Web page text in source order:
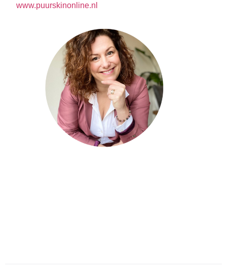
www.puurskinonline.nl